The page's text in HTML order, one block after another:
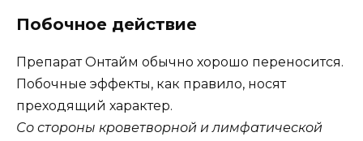
Побочное действие
Препарат Онтайм обычно хорошо переносится.
Побочные эффекты, как правило, носят
преходящий характер.
Со стороны кроветворной и лимфатической